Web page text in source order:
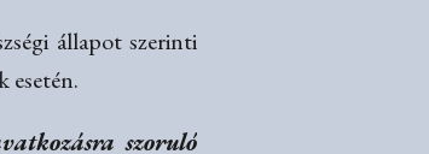
állapot szerinti
esetén.
szoruló